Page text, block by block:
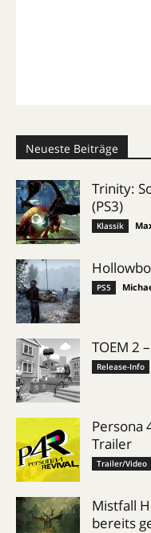
Neueste Beiträge
Trinity:
(PS3)
Klassik
PS5
TOEM 2
Release-Info
Persona
Trailer
Trailer/Video
Mistfall
bereits